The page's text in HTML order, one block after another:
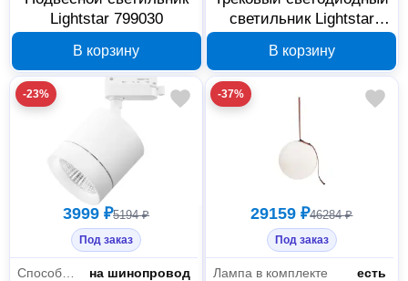
Lightstar 799030
В корзину
светильник Lightstar
В корзину
-23%
3999 ₽5194 ₽
Под заказ
на шинопровод
-37%
29159 ₽46284 ₽
Под заказ
Лампа в комплекте
есть